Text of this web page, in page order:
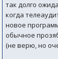
так долго
когда
новое
обычное
(не верю, но